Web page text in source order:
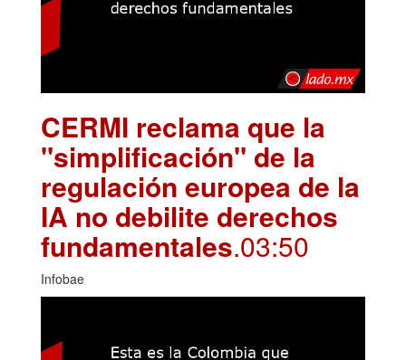
CERMI reclama que la
"simplificación" de la
regulación europea de la
IA no debilite derechos
fundamentales.03:50
Infobae